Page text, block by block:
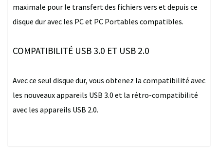
maximale pour le transfert des fichiers vers et depuis ce
disque dur avec les PC et PC Portables compatibles.
COMPATIBILITÉ USB 3.0 ET USB 2.0
Avec ce seul disque dur, vous obtenez la compatibilité avec
les nouveaux appareils USB 3.0 et la rétro-compatibilité
avec les appareils USB 2.0.